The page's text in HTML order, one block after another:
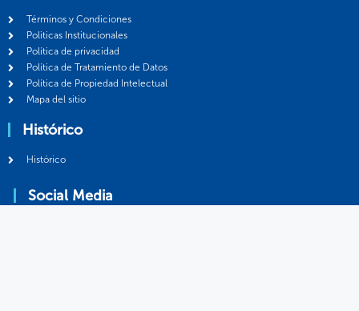
Términos y Condiciones
Politicas Institucionales
Política de privacidad
Política de Tratamiento de Datos
Política de Propiedad Intelectual
Mapa del sitio
Histórico
Histórico
Social Media